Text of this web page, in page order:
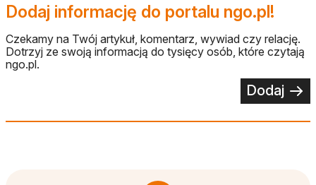
Dodaj informację do portalu ngo.pl!
Czekamy na Twój artykuł, komentarz, wywiad czy relację.
Dotrzyj ze swoją informacją do tysięcy osób, które czytają
ngo.pl.
Dodaj